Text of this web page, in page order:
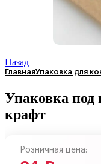
Назад
ГлавнаяУпаковка для
Упаковка под
крафт
Розничная цена: